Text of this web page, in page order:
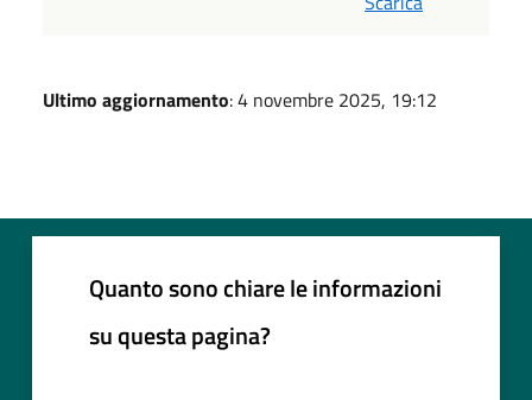
Ultimo aggiornamento: 4 novembre 2025, 19:12
Quanto sono chiare le informazioni
su questa pagina?